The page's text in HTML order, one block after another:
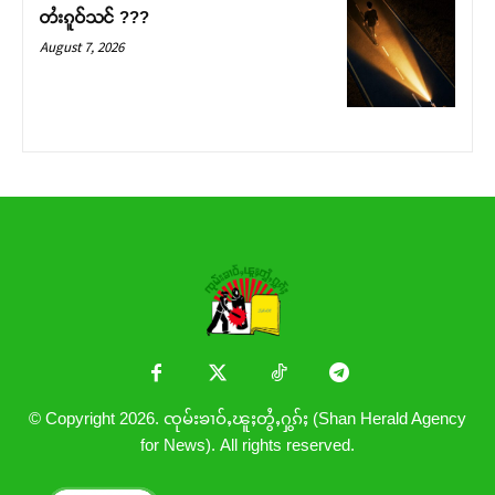
တႆးၵူဝ်သင် ???
August 7, 2026
© Copyright 2026. ၸုမ်းၶၢဝ်ႇၽူႈတွႆႇႁွၵ်ႈ (Shan Herald Agency
for News). All rights reserved.